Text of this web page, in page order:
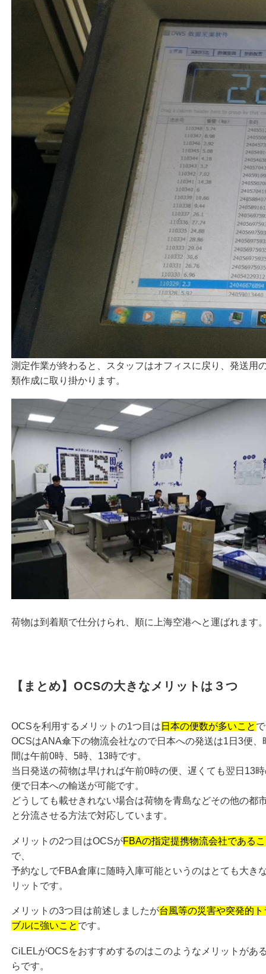
測定作業が終わると、スタッフはオフィスに戻り、発送用
類作成に取り掛かります。
荷物は到着順で仕分けられ、順に上海空港へと運ばれます
【まとめ】OCSの大きなメリットは３つ
OCSを利用するメリットの1つ目は 日本の便数が多いこと
OCSはANA傘下の物流会社なので日本への発送は1日3便、
間は午前0時、5時、13時です。
当日発送の荷物は早ければ午前0時の便、遅くても翌日13
便で日本への輸送が可能です。
どうしても載せきれない場合は荷物を青島などその他の都
と分流させる方法で対応しています。
メリットの2つ目はOCSがFBAの指定提携物流会社である
で、
予約なしでFBA倉庫に随時入庫可能というのはとても大き
リットです。
メリットの3つ目は前述しましたが台風等の災害や突発的ト
ブルに強いこと です。
CiLELがOCSをおすすめするのはこのようなメリットがあ
らです。